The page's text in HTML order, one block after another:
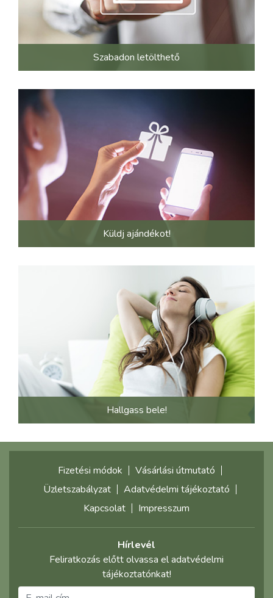
Szabadon letölthető
Küldj ajándékot!
Hallgass bele!
Fizetési módok
Vásárlási útmutató
Üzletszabályzat
Adatvédelmi tájékoztató
Kapcsolat
Impresszum
Hírlevél
Feliratkozás előtt olvassa el adatvédelmi
tájékoztatónkat!